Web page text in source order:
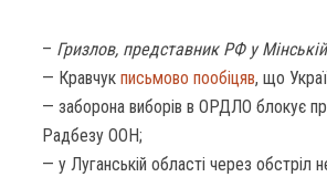
– Гризлов, представник РФ у Мінській
— Кравчук письмово пообіцяв, що
— заборона виборів в ОРДЛО блокує
Радбезу ООН;
— у Луганській області через обстріл